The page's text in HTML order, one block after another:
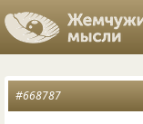
#668787